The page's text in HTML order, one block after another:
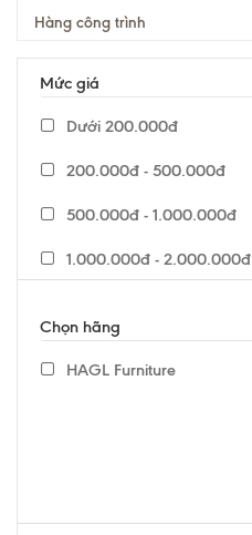
Hàng công trình
Mức giá
Dưới 200.000đ
200.000đ - 500.000đ
500.000đ - 1.000.000đ
1.000.000đ - 2.000.000đ
Chọn hãng
HAGL Furniture